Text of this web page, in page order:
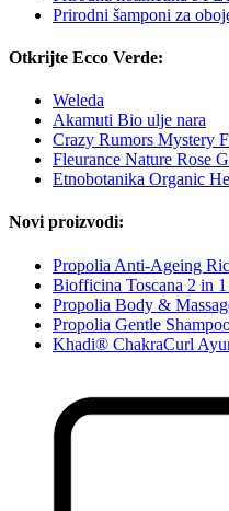
Prirodni šamponi za
Otkrijte Ecco Verde:
Weleda
Akamuti Bio ulje nara
Crazy Rumors Mystery
Fleurance Nature Rose
Etnobotanika Organic
Novi proizvodi:
Propolia Anti-Ageing
Biofficina Toscana 2 in
Propolia Body &
Propolia Gentle
Khadi® ChakraCurl